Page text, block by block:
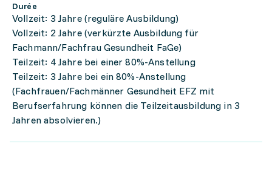
Durée
Vollzeit: 3 Jahre (reguläre Ausbildung)
Vollzeit: 2 Jahre (verkürzte Ausbildung für
Fachmann/Fachfrau Gesundheit FaGe)
Teilzeit: 4 Jahre bei einer 80%-Anstellung
Teilzeit: 3 Jahre bei ein 80%-Anstellung
(Fachfrauen/Fachmänner Gesundheit EFZ mit
Berufserfahrung können die Teilzeitausbildung in 3
Jahren absolvieren.)